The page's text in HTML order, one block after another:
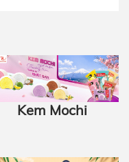
Kem Mochi